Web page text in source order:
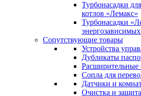
Турбонасадки
котлов «Лемакс»
Турбонасадки
Сопутствующие товары
Устройства
Дубликаты
Расширительные
Сопла для
Датчики и
Очистка и